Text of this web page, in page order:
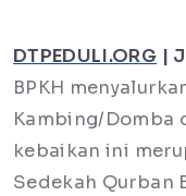
DTPEDULI.ORG |
BPKH
Kambing/Domba
kebaikan ini
Sedekah Qurban